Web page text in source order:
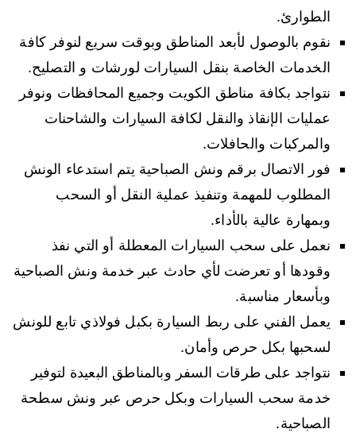
الطوارئ.
نقوم بالوصول لأبعد المناطق وبوقت سريع لنوفر كافة
الخدمات الخاصة بنقل السيارات لورشات و التصليح.
نتواجد بكافة مناطق الكويت وجميع المحافظات ونوفر
عمليات الإنقاذ والنقل لكافة السيارات والشاحنات
والمركبات والحافلات.
فور الاتصال برقم ونش الصباحية يتم استدعاء الونش
المطلوب للمهمة وتنفيذ عملية النقل أو السحب
وبمهارة عالية بالأداء.
نعمل على سحب السيارات المعطلة أو التي نفذ
وقودها أو تعرضت لأي حادث عبر خدمة ونش الصباحية
وبأسعار مناسبة.
يعمل الفني على ربط السيارة بكبل فولاذي تابع للونش
لسحبها بكل حرص وأمان.
نتواجد على طرقات السفر وبالمناطق البعيدة لتوفير
خدمة سحب السيارات وبكل حرص عبر ونش سطحة
الصباحية.